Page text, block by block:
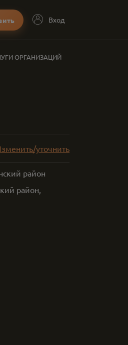
Вход
ОРГАНИЗАЦИЙ
уточнить
район
район,